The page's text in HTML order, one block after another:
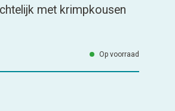
met krimpkousen
Op voorraad